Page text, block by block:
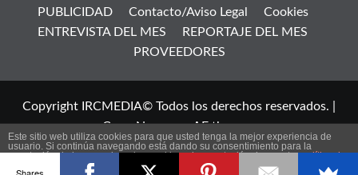
PUBLICIDAD Contacto/Aviso Legal
Cookies
ENTREVISTA DEL MES
REPORTAJE DEL MES
PROVEEDORES
Copyright IRCMEDIA© Todos los derechos reservados.
CoverNewspor AF themes.
Este sitio web utiliza cookies para que usted tenga la mejor experiencia de
usuario. Si continúa navegando está dando su consentimiento para la
aceptación de las mencionadas cookies y la aceptación de nuestrapolítica de
, pinche el enlace para mayor información.
Shares